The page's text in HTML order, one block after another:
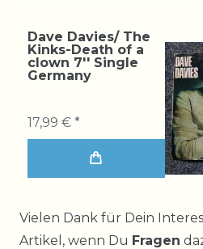
Dave Davies/ The
Kinks-Death of a
clown 7'' Single
Germany
17,99 € *
Vielen Dank für Dein
Artikel, wenn Du Fragen